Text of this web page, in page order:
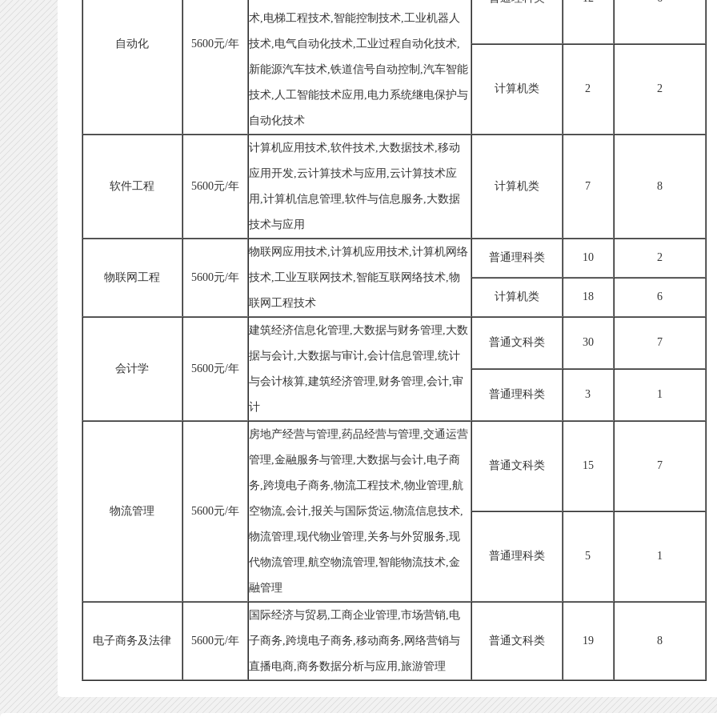
自动化 5600元/年
术,电梯工程技术,智能控制技术,工业机器人
技术,电气自动化技术,工业过程自动化技术,
新能源汽车技术,铁道信号自动控制,汽车智能
技术,人工智能技术应用,电力系统继电保护与
自动化技术
计算机类 2 2
软件工程 5600元/年
计算机应用技术,软件技术,大数据技术,移动
应用开发,云计算技术与应用,云计算技术应
用,计算机信息管理,软件与信息服务,大数据
技术与应用
计算机类 7 8
物联网工程 5600元/年
物联网应用技术,计算机应用技术,计算机网络
技术,工业互联网技术,智能互联网络技术,物
联网工程技术
普通理科类 10 2
计算机类 18 6
会计学 5600元/年
建筑经济信息化管理,大数据与财务管理,大数
据与会计,大数据与审计,会计信息管理,统计
与会计核算,建筑经济管理,财务管理,会计,审
计
普通文科类 30 7
普通理科类 3 1
物流管理 5600元/年
房地产经营与管理,药品经营与管理,交通运营
管理,金融服务与管理,大数据与会计,电子商
务,跨境电子商务,物流工程技术,物业管理,航
空物流,会计,报关与国际货运,物流信息技术,
物流管理,现代物业管理,关务与外贸服务,现
代物流管理,航空物流管理,智能物流技术,金
融管理
普通文科类 15 7
普通理科类 5 1
电子商务及法律 5600元/年
国际经济与贸易,工商企业管理,市场营销,电
子商务,跨境电子商务,移动商务,网络营销与
直播电商,商务数据分析与应用,旅游管理
普通文科类 19 8